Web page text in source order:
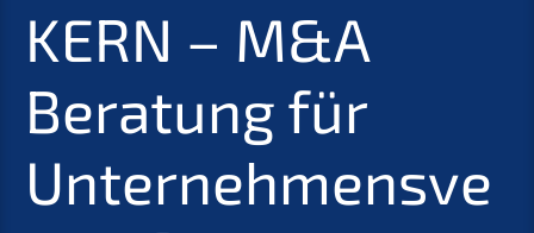
KERN – M&A
Beratung für
Unternehmensve